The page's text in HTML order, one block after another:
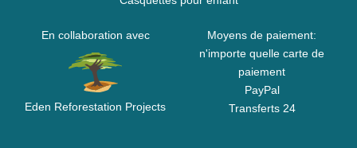
En collaboration avec
Eden Reforestation Projects
Moyens de paiement:
n'importe quelle carte de
paiement
PayPal
Transferts 24